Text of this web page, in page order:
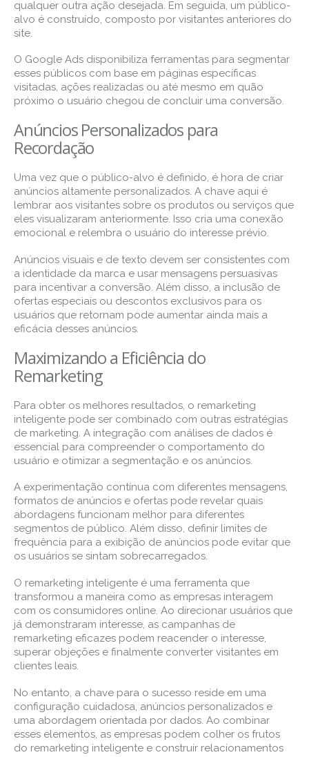
qualquer outra ação desejada. Em seguida, um público-
alvo é construído, composto por visitantes anteriores do
site.
O Google Ads disponibiliza ferramentas para segmentar
esses públicos com base em páginas específicas
visitadas, ações realizadas ou até mesmo em quão
próximo o usuário chegou de concluir uma conversão.
Anúncios Personalizados para
Recordação
Uma vez que o público-alvo é definido, é hora de criar
anúncios altamente personalizados. A chave aqui é
lembrar aos visitantes sobre os produtos ou serviços que
eles visualizaram anteriormente. Isso cria uma conexão
emocional e relembra o usuário do interesse prévio.
Anúncios visuais e de texto devem ser consistentes com
a identidade da marca e usar mensagens persuasivas
para incentivar a conversão. Além disso, a inclusão de
ofertas especiais ou descontos exclusivos para os
usuários que retornam pode aumentar ainda mais a
eficácia desses anúncios.
Maximizando a Eficiência do
Remarketing
Para obter os melhores resultados, o remarketing
inteligente pode ser combinado com outras estratégias
de marketing. A integração com análises de dados é
essencial para compreender o comportamento do
usuário e otimizar a segmentação e os anúncios.
A experimentação contínua com diferentes mensagens,
formatos de anúncios e ofertas pode revelar quais
abordagens funcionam melhor para diferentes
segmentos de público. Além disso, definir limites de
frequência para a exibição de anúncios pode evitar que
os usuários se sintam sobrecarregados.
O remarketing inteligente é uma ferramenta que
transformou a maneira como as empresas interagem
com os consumidores online. Ao direcionar usuários que
já demonstraram interesse, as campanhas de
remarketing eficazes podem reacender o interesse,
superar objeções e finalmente converter visitantes em
clientes leais.
No entanto, a chave para o sucesso reside em uma
configuração cuidadosa, anúncios personalizados e
uma abordagem orientada por dados. Ao combinar
esses elementos, as empresas podem colher os frutos
do remarketing inteligente e construir relacionamentos